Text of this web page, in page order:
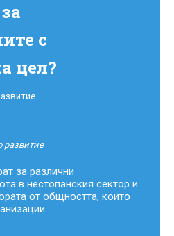
с
цел?
развитие
за различни
в нестопанския сектор и
от общността, които
...